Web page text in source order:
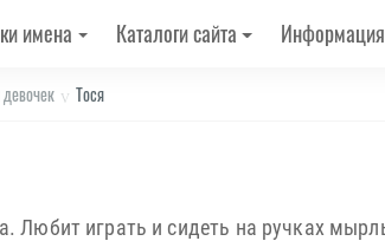
имена Каталоги сайта Информация
Тося
Любит играть и сидеть на ручках